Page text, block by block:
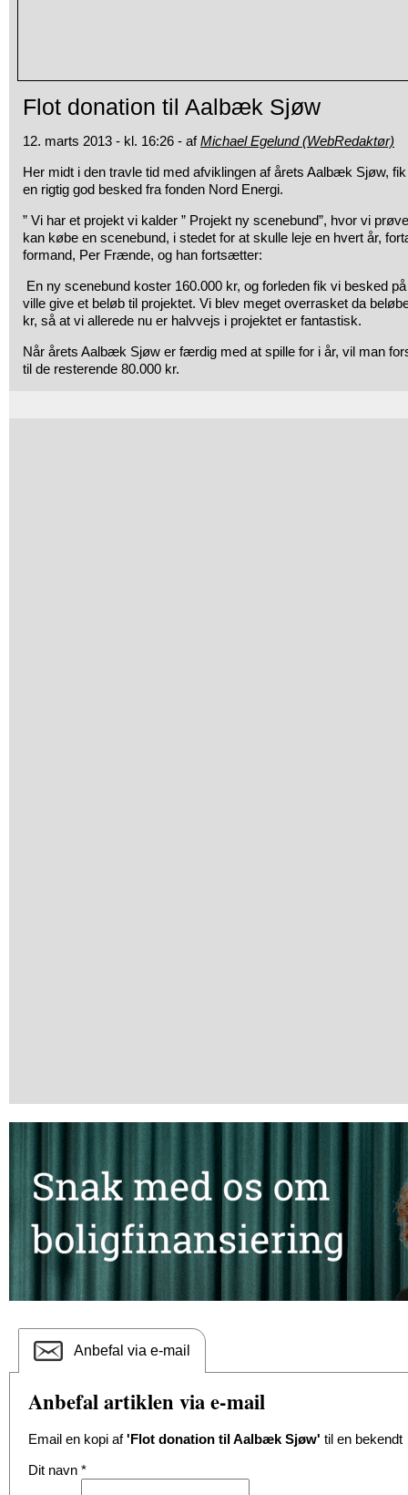
Flot donation til Aalbæk Sjøw
12. marts 2013 - kl. 16:26 - afMichael Egelund (WebRedaktør)
Her midt i den travle tid med afviklingen af årets Aalbæk Sjøw,
en rigtig god besked fra fonden Nord Energi.
” Vi har et projekt vi kalder ” Projekt ny scenebund”, hvor vi
kan købe en scenebund, i stedet for at skulle leje en hvert år,
formand, Per Frænde, og han fortsætter:
En ny scenebund koster 160.000 kr, og forleden fik vi besked
ville give et beløb til projektet. Vi blev meget overrasket da
kr, så at vi allerede nu er halvvejs i projektet er fantastisk.
Når årets Aalbæk Sjøw er færdig med at spille for i år, vil man
til de resterende 80.000 kr.
Anbefal via e-mail
Anbefal artiklen via e-mail
Email en kopi af'Flot donation til Aalbæk Sjøw' til en bekendt
Dit navn *